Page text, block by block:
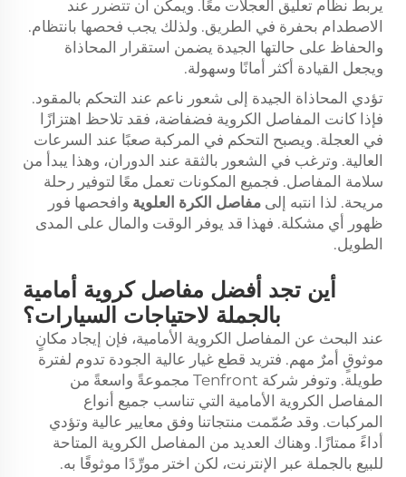
يربط نظام تعليق العجلات معًا. ويمكن أن تتضرر عند
الاصطدام بحفرة في الطريق. ولذلك يجب فحصها بانتظام.
والحفاظ على حالتها الجيدة يضمن استقرار المحاذاة
ويجعل القيادة أكثر أمانًا وسهولة.
تؤدي المحاذاة الجيدة إلى شعور ناعم عند التحكم بالمقود.
فإذا كانت المفاصل الكروية فضفاضة، فقد تلاحظ اهتزازًا
في العجلة. ويصبح التحكم في المركبة صعبًا عند السرعات
العالية. وترغب في الشعور بالثقة عند الدوران، وهذا يبدأ من
سلامة المفاصل. فجميع المكونات تعمل معًا لتوفير رحلة
مريحة. لذا انتبه إلى مفاصل الكرة العلوية وافحصها فور
ظهور أي مشكلة. فهذا قد يوفر الوقت والمال على المدى
الطويل.
أين تجد أفضل مفاصل كروية أمامية
بالجملة لاحتياجات السيارات؟
عند البحث عن المفاصل الكروية الأمامية، فإن إيجاد مكانٍ
موثوقٍ أمرٌ مهم. فتريد قطع غيار عالية الجودة تدوم لفترة
طويلة. وتوفر شركة Tenfront مجموعةً واسعةً من
المفاصل الكروية الأمامية التي تناسب جميع أنواع
المركبات. وقد صُمّمت منتجاتنا وفق معايير عالية وتؤدي
أداءً ممتازًا. وهناك العديد من المفاصل الكروية المتاحة
للبيع بالجملة عبر الإنترنت، لكن اختر مورِّدًا موثوقًا به.